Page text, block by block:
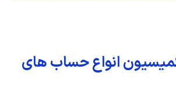
انواع حساب های